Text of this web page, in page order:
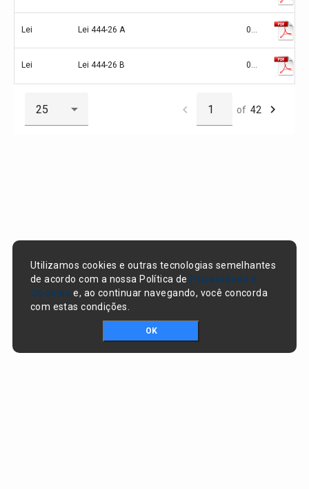
Lei Lei 444-26 A 03/06/2026
Lei Lei 444-26 B 03/06/2026
of 42
Utilizamos cookies e outras tecnologias semelhantes
de acordo com a nossa Política de Privacidade e
Cookies e, ao continuar navegando, você concorda
com estas condições.
OK